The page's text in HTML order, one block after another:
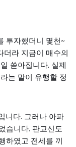
투자했더니 몇천~
더라 지금이 매수의
쏟아집니다. 실제
는 말이 유행할 정
니다. 그러나 아파
습니다. 판교신도
하였고 전세를 끼